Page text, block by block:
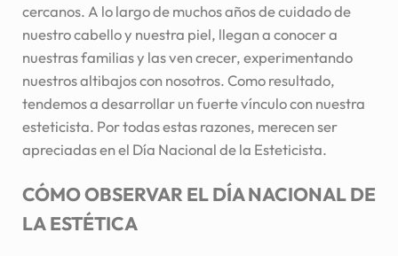
cercanos. A lo largo de muchos años de cuidado de
nuestro cabello y nuestra piel, llegan a conocer a
nuestras familias y las ven crecer, experimentando
nuestros altibajos con nosotros. Como resultado,
tendemos a desarrollar un fuerte vínculo con nuestra
esteticista. Por todas estas razones, merecen ser
apreciadas en el Día Nacional de la Esteticista.
CÓMO OBSERVAR EL DÍA NACIONAL DE
LAESTÉTICA